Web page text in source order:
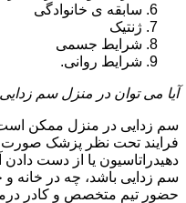
سابقه ی خانوادگی
ژنتیک
شرایط جسمی
شرایط روانی.
آیا می توان در منزل سم
سم زدایی در منزل ممکن
فرایند تحت نظر پزشک صورت
دهیدراتاسیون یا از دست
سم زدایی باشد، چه در خانه
حضور تیم متخصص و کادر